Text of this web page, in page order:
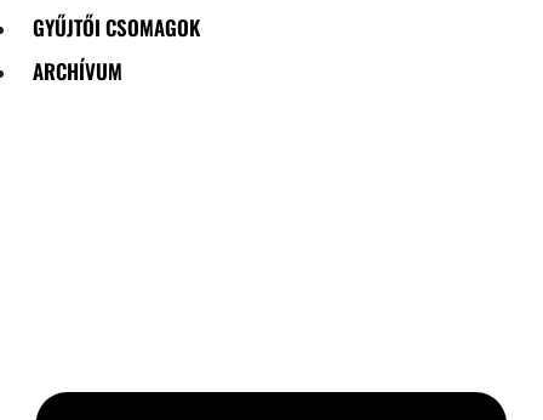
GYŰJTŐI CSOMAGOK
ARCHÍVUM